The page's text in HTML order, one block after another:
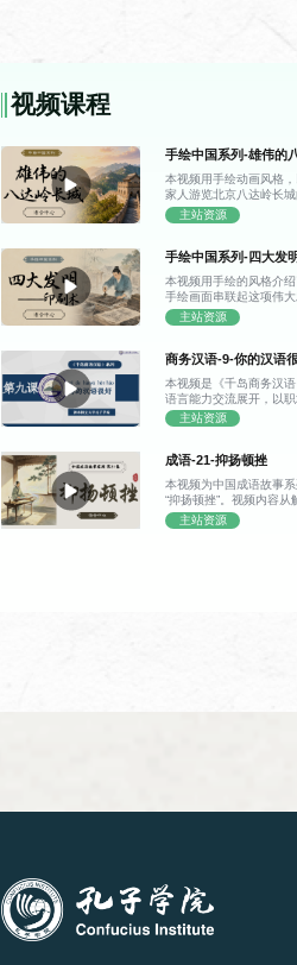
课时
48 课时
使用
《成功
中国文化概论
自编教
新闻阅读
课时
108 课时
视频课程
手绘中国系列-雄伟的
本视频用手绘动画风格
家人游览北京八达岭长
的雄伟景致与千年故事
的独特魅力。 日记里记
它顺着连绵的山脊铺展
长城的雏形早在两千多
城墙每隔一段距离就有
敌情的信号站，敌楼则
程，并介绍了明长城的
将长城看作一道高墙，
到了“不到长城非好汉”的
主站资源
手绘中国系列-四大发
本视频用手绘的风格介
手绘画面串联起这项伟
中国古代印刷技术从雏
字背后的古人智慧。 视
板为载体，工匠将文字
批量复制，彻底打破了
知识传播的速度得到了
也十分明显：每印一种
带着对技术痛点的思考
印刷术诞生的趣味契机
刻版时不慎刻错一字，
无奈之际，他突然灵光
每个字都做成独立的单
换，印完还能拆分重复
主站资源
商务汉语-9-你的汉语
本视频是《千岛商务汉
语言能力交流展开，以
好” 等核心问句，掌握说
讲解情态动词“能”，以及
式简单实用。
主站资源
成语-21-抑扬顿挫
本视频为中国成语故事
“抑扬顿挫”。视频内容从
开始，逐步延伸到 “抑扬
实际体现。视频结合丘
主站资源